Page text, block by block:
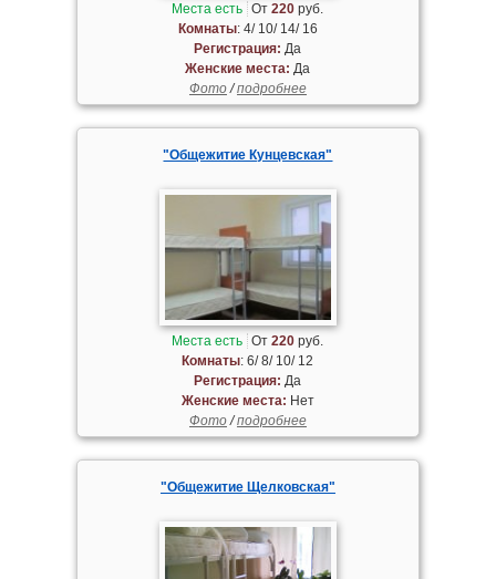
Места есть От220 руб.
Комнаты: 4/ 10/ 14/ 16
Регистрация: Да
Женские места: Да
Фото/подробнее
"Общежитие Кунцевская"
Места есть От220 руб.
Комнаты: 6/ 8/ 10/ 12
Регистрация: Да
Женские места: Нет
Фото/подробнее
"Общежитие Щелковская"